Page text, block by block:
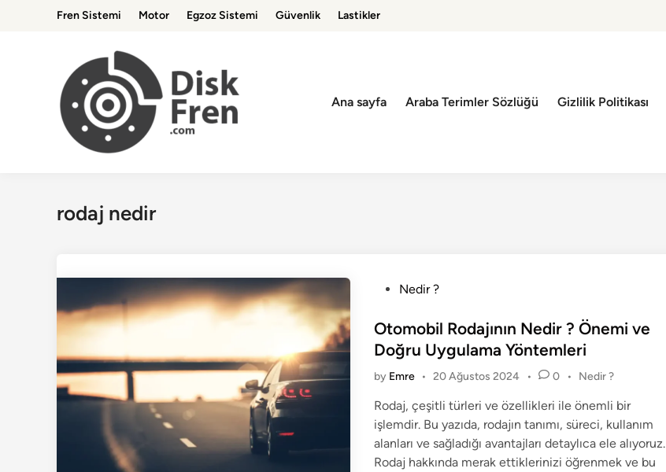
Fren Sistemi Motor Egzoz Sistemi Güvenlik Lastikler
Ana sayfa Araba Terimler Sözlüğü Gizlilik Politikası
rodaj nedir
s
t
d
i
n
Nedir ?
Otomobil Rodajının Nedir ? Önemi ve
Doğru Uygulama Yöntemleri
by Emre • 20 Ağustos 2024 • 0 •
P
s
t
e
d
Nedir ?
Rodaj, çeşitli türleri ve özellikleri ile önemli bir
işlemdir. Bu yazıda, rodajın tanımı, süreci, kullanım
alanları ve sağladığı avantajları detaylıca ele alıyoruz.
Rodaj hakkında merak ettiklerinizi öğrenmek ve bu